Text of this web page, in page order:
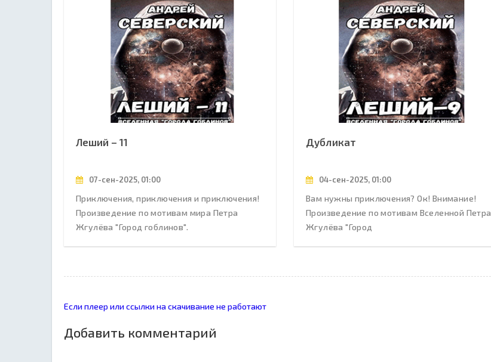
Леший – 11
07-сен-2025, 01:00
Приключения, приключения и приключения!
Произведение по мотивам мира Петра
Жгулёва "Город гоблинов".
Дубликат
04-сен-2025, 01:00
Вам нужны приключения? Ок! Внимание!
Произведение по мотивам Вселенной Петра
Жгулёва "Город
Если плеер или ссылки на скачивание не работают
Добавить комментарий